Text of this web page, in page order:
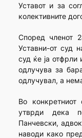
Уставот и за
колективните
Според членот
Уставни-от суд
суд ќе ја отфрли
одлучува за
одлучувал, а
Во конкретниот
утврди дека
Панчевски,
наводи како